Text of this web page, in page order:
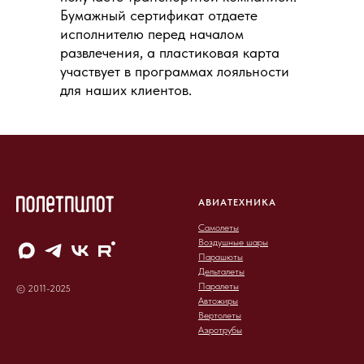
Бумажный сертификат отдаете
исполнителю перед началом
развлечения, а пластиковая карта
участвует в программах лояльности
для наших клиентов.
© 2011-2025
АВИАТЕХНИКА
Самолеты
Воздушные шары
Парашюты
Дельталеты
Паралеты
Автожиры
Вертолеты
Аэротрубы